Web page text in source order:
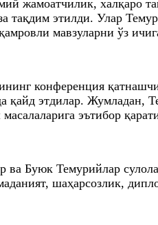
жамоатчилик, халқаро
этилди. Улар
мавзуларни ўз
конференция
этдилар. Жумладан,
эътибор
Буюк Темурийлар
шаҳарсозлик,